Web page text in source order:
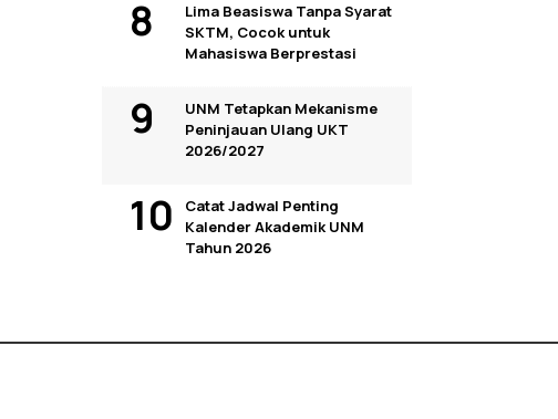
Lima Beasiswa Tanpa Syarat
SKTM, Cocok untuk
Mahasiswa Berprestasi
UNM Tetapkan Mekanisme
Peninjauan Ulang UKT
2026/2027
Catat Jadwal Penting
Kalender Akademik UNM
Tahun 2026